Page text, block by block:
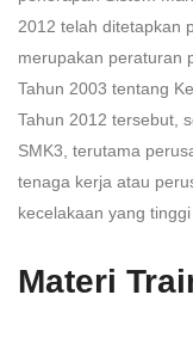
2012 telah ditetapkan
merupakan peraturan
Tahun 2003 tentang
Tahun 2012 tersebut,
SMK3, terutama
tenaga kerja atau
kecelakaan yang
Materi